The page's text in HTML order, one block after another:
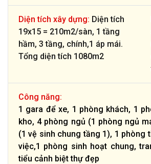
Diện tích xây dựng: Diện tích
19x15 = 210m2/sàn, 1 tầng
hầm, 3 tầng, chính,1 áp mái.
Tổng diện tích 1080m2
Công năng:
1 gara để xe, 1 phòng khách, 1
kho, 4 phòng ngủ (1 phòng ngủ
(1 vệ sinh chung tầng 1), 1 phòng
việc,1 phòng sinh hoạt chung,
tiểu cảnh biệt thự đẹp